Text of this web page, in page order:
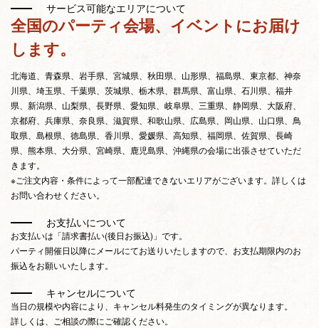
サービス可能なエリアについて
全国のパーティ会場、イベントにお届け
します。
北海道、青森県、岩手県、宮城県、秋田県、山形県、福島県、東京都、神奈
川県、埼玉県、千葉県、茨城県、栃木県、群馬県、富山県、石川県、福井
県、新潟県、山梨県、長野県、愛知県、岐阜県、三重県、静岡県、大阪府、
京都府、兵庫県、奈良県、滋賀県、和歌山県、広島県、岡山県、山口県、鳥
取県、島根県、徳島県、香川県、愛媛県、高知県、福岡県、佐賀県、長崎
県、熊本県、大分県、宮崎県、鹿児島県、沖縄県の会場に出張させていただ
きます。
※ご注文内容・条件によって一部配達できないエリアがございます。詳しくは
お問い合わせください。
お支払いについて
お支払いは「請求書払い(後日お振込)」です。
パーティ開催日以降にメールにてお送りいたしますので、お支払期限内のお
振込をお願いいたします。
キャンセルについて
当日の規模や内容により、キャンセル料発生のタイミングが異なります。
詳しくは、ご相談の際にご確認ください。